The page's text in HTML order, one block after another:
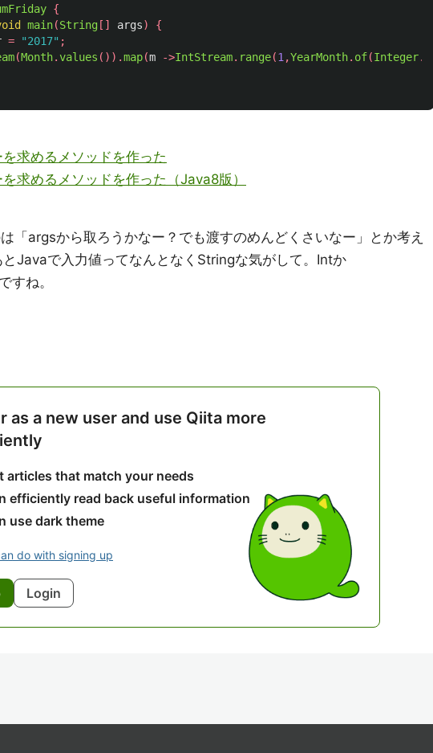
{
main(String [] args)
{
= "2017" ;
(Month.values ()).map(m ->IntStream. range(1 ,YearMonth. of(Integer.
求めるメソッドを作った
求めるメソッドを作った（Java8版）
「argsから取ろうかなー？でも渡すのめんどくさいなー」とか考え
Javaで入力値ってなんとなくStringな気がして。Intか
すね。
as a new user and use Qiita more
articles that match your needs
efficiently read back useful information
use dark theme
do with signing up
Login